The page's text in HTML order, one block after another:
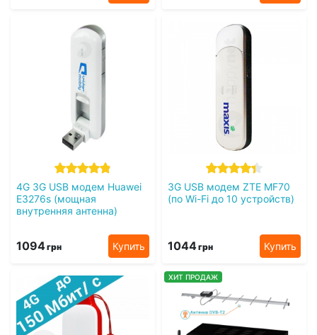
4G 3G USB модем Huawei
E3276s (мощная
внутренняя антенна)
1094грн Купить
3G USB модем ZTE MF70
(по Wi-Fi до 10 устройств)
1044грн Купить
ХИТ ПРОДАЖ